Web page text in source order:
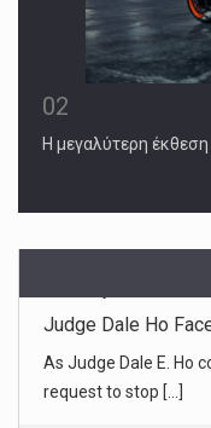
02
Η μεγαλύτερη έκθεση
February 18, 2025
4 Top Officials to
Gov. Kathy Hochul